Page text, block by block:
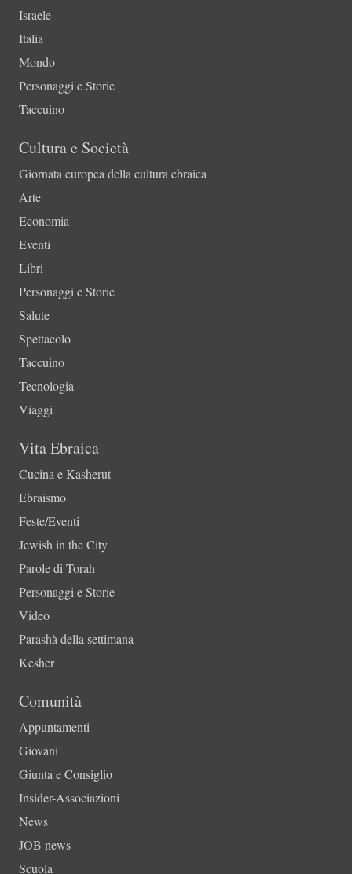
Israele
Italia
Mondo
Personaggi e Storie
Taccuino
Cultura e Società
Giornata europea della cultura ebraica
Arte
Economia
Eventi
Libri
Personaggi e Storie
Salute
Spettacolo
Taccuino
Tecnologia
Viaggi
Vita Ebraica
Cucina e Kasherut
Ebraismo
Feste/Eventi
Jewish in the City
Parole di Torah
Personaggi e Storie
Video
Parashà della settimana
Kesher
Comunità
Appuntamenti
Giovani
Giunta e Consiglio
Insider-Associazioni
News
JOB news
Scuola